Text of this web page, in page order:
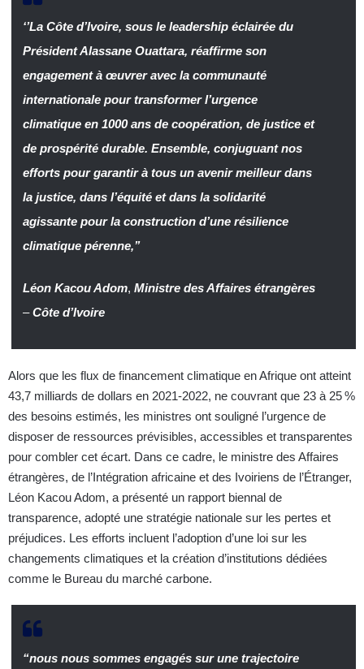
‘’La Côte d’Ivoire, sous le leadership éclairée du
Président Alassane Ouattara, réaffirme son
engagement à œuvrer avec la communauté
internationale pour transformer l’urgence
climatique en 1000 ans de coopération, de justice et
de prospérité durable. Ensemble, conjuguant nos
efforts pour garantir à tous un avenir meilleur dans
la justice, dans l’équité et dans la solidarité
agissante pour la construction d’une résilience
climatique pérenne,’’
Léon Kacou Adom, Ministre des Affaires étrangères
–Côte d’Ivoire
Alors que les flux de financement climatique en Afrique ont atteint
43,7 milliards de dollars en 2021-2022, ne couvrant que 23 à 25 %
des besoins estimés, les ministres ont souligné l’urgence de
disposer de ressources prévisibles, accessibles et transparentes
pour combler cet écart. Dans ce cadre, le ministre des Affaires
étrangères, de l’Intégration africaine et des Ivoiriens de l’Étranger,
Léon Kacou Adom, a présenté un rapport biennal de
transparence, adopté une stratégie nationale sur les pertes et
préjudices. Les efforts incluent l’adoption d’une loi sur les
changements climatiques et la création d’institutions dédiées
comme le Bureau du marché carbone.
“nous nous sommes engagés sur une trajectoire